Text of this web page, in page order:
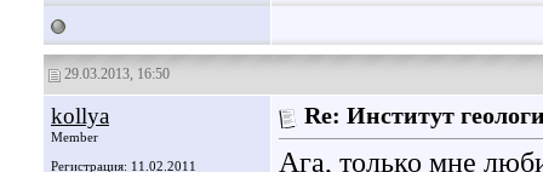
29.03.2013, 16:50
kollya
Member
Регистрация: 11.02.2011
Re: Институт
Ага, только мне